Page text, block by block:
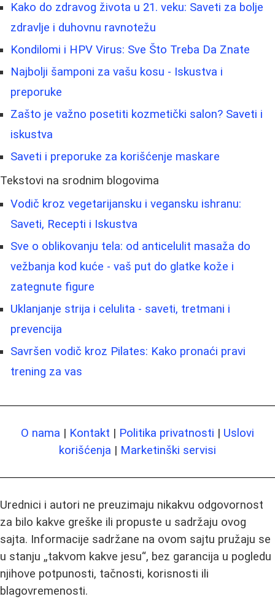
Kako do zdravog života u 21. veku: Saveti za bolje
zdravlje i duhovnu ravnotežu
Kondilomi i HPV Virus: Sve Što Treba Da Znate
Najbolji šamponi za vašu kosu - Iskustva i
preporuke
Zašto je važno posetiti kozmetički salon? Saveti i
iskustva
Saveti i preporuke za korišćenje maskare
Tekstovi na srodnim blogovima
Vodič kroz vegetarijansku i vegansku ishranu:
Saveti, Recepti i Iskustva
Sve o oblikovanju tela: od anticelulit masaža do
vežbanja kod kuće - vaš put do glatke kože i
zategnute figure
Uklanjanje strija i celulita - saveti, tretmani i
prevencija
Savršen vodič kroz Pilates: Kako pronaći pravi
trening za vas
O nama | Kontakt | Politika privatnosti | Uslovi
korišćenja | Marketinški servisi
Urednici i autori ne preuzimaju nikakvu odgovornost
za bilo kakve greške ili propuste u sadržaju ovog
sajta. Informacije sadržane na ovom sajtu pružaju se
u stanju „takvom kakve jesu“, bez garancija u pogledu
njihove potpunosti, tačnosti, korisnosti ili
blagovremenosti.